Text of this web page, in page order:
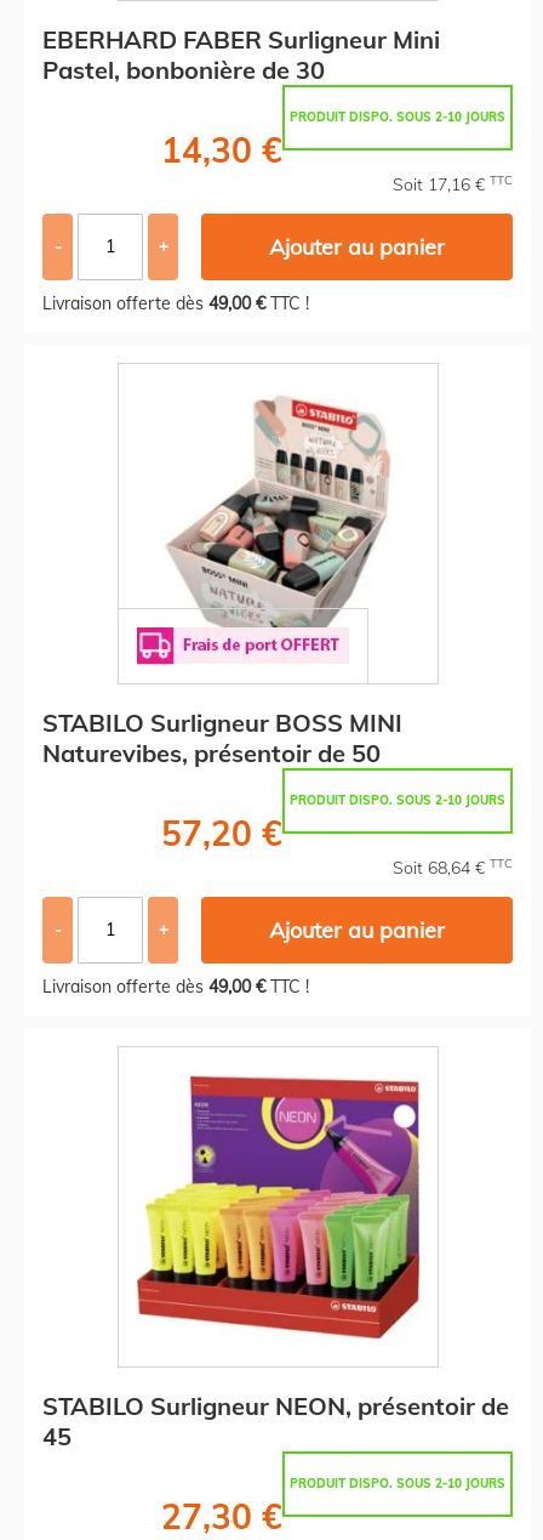
EBERHARD FABER Surligneur Mini
Pastel, bonbonière de 30
PRODUIT DISPO. SOUS 2-10 JOURS
14,30 €
Soit 17,16 € TTC
- + Ajouter au panier
Livraison offerte dès 49,00 €TTC !
STABILO Surligneur BOSS MINI
Naturevibes, présentoir de 50
PRODUIT DISPO. SOUS 2-10 JOURS
57,20 €
Soit 68,64 € TTC
- + Ajouter au panier
Livraison offerte dès 49,00 €TTC !
STABILO Surligneur NEON, présentoir de
45
PRODUIT DISPO. SOUS 2-10 JOURS
27,30 €